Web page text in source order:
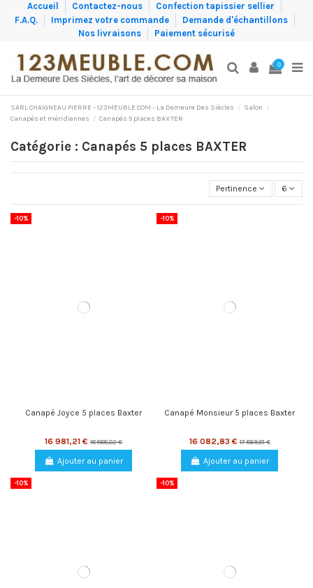
Accueil Contactez-nous
Confection tapissier sellier
F.A.Q.
Imprimez votre commande
Demande d'échantillons
Nos livraisons
Paiement sécurisé
0
SARL CHAIGNEAU PIERRE - 123MEUBLE.COM - La Demeure Des Siècles
Salon
Canapés et méridiennes
Canapés 5 places BAXTER
Catégorie : Canapés 5 places BAXTER
Pertinence 6
-10%
Canapé Joyce 5 places Baxter
16 981,21 € 18 868,02 €
Ajouter au panier
-10%
Canapé Monsieur 5 places Baxter
16 082,83 € 17 869,81 €
Ajouter au panier
-10% -10%